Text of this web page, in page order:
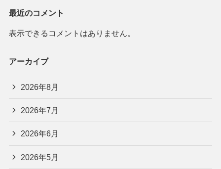
最近のコメント
表示できるコメントはありません。
アーカイブ
2026年8月
2026年7月
2026年6月
2026年5月